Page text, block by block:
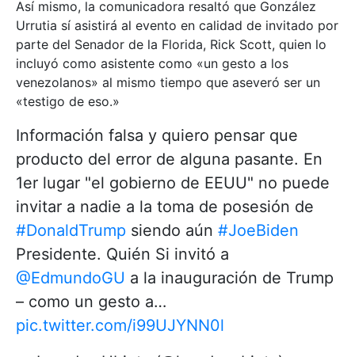
Así mismo, la comunicadora resaltó que González
Urrutia sí asistirá al evento en calidad de invitado por
parte del Senador de la Florida, Rick Scott, quien lo
incluyó como asistente como «un gesto a los
venezolanos» al mismo tiempo que aseveró ser un
«testigo de eso.»
Información falsa y quiero pensar que
producto del error de alguna pasante. En
1er lugar "el gobierno de EEUU" no puede
invitar a nadie a la toma de posesión de
#DonaldTrump siendo aún #JoeBiden
Presidente. Quién Si invitó a
@EdmundoGU a la inauguración de Trump
– como un gesto a…
pic.twitter.com/i99UJYNN0l